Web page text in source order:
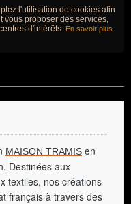
l'utilisation de cookies afin
vous proposer des services,
d'intérêts. En savoir plus
MAISON TRAMIS en
Destinées aux
textiles, nos créations
français à travers des